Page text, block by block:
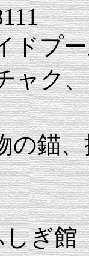
プー
ャク
錨、
ぎ館